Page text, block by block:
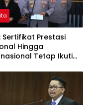
Sertifikat Prestasi
Hingga
Tetap Ikuti
Polri